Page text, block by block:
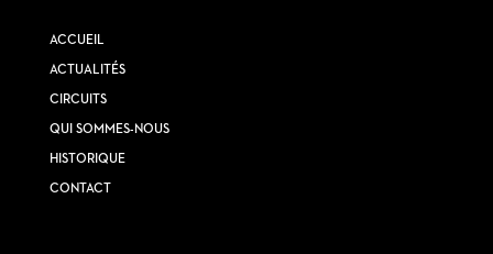
ACCUEIL
ACTUALITÉS
CIRCUITS
QUI SOMMES-NOUS
HISTORIQUE
CONTACT